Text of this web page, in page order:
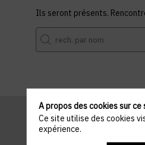
Ils seront présents.
A propos des cookies sur ce
Ce site utilise des cookies
expérience.